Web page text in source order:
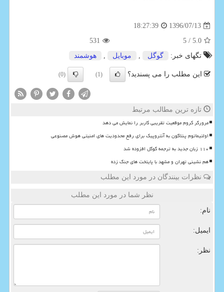
1396/07/13
18:27:39
5.0
/ 5
531
تگهای خبر:
گوگل , موبایل , هوشمند
این مطلب را می پسندید؟ (1)
(0)
تازه ترین مطالب مرتبط
مرورگر کروم موقعیت تقریبی کاربر را نمایش می دهد
اولتیماتوم پنتاگون به آنتروپیک برای رفع محدودیت های امنیتی هوش مصنوعی
۱۱۰ زبان جدید به ترجمه گوگل افزوده شد
هم نشینی تهران و مشهد با پایتخت های جنگ زده
نظرات بینندگان در مورد این مطلب
نظر شما در مورد این مطلب
نام:
ایمیل:
نظر: